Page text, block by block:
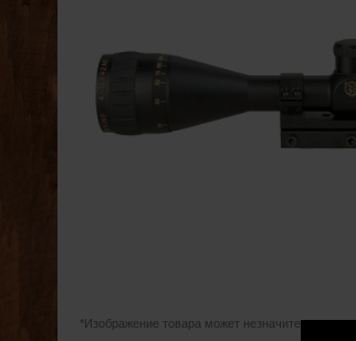
*Изображение товара может незначительно